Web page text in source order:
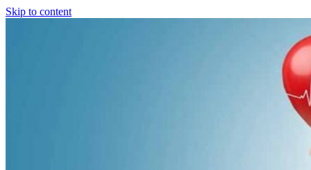
Skip to content